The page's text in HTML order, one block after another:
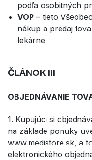
podľa osobitných
VOP – tieto
nákup a predaj
lekárne.
ČLÁNOK III
OBJEDNÁVANIE
1. Kupujúci si
na základe ponuky
www.medistore.sk, a
elektronického